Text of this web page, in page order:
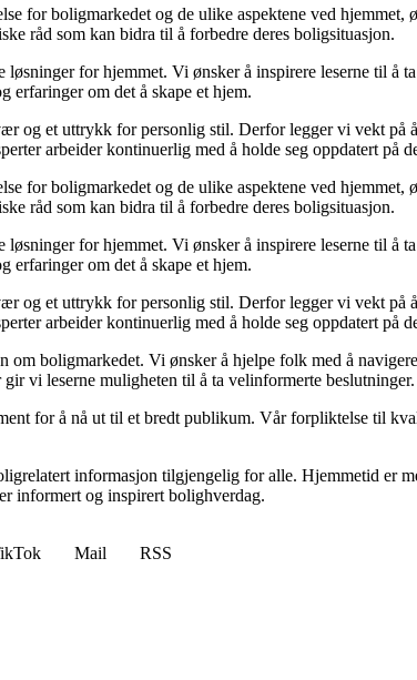
for boligmarkedet og de ulike aspektene ved
råd som kan bidra til å forbedre deres boligsituasjon.
for hjemmet. Vi ønsker å inspirere leserne til å
erfaringer om det å skape et hjem.
og et uttrykk for personlig stil. Derfor legger vi vekt på
arbeider kontinuerlig med å holde seg oppdatert på
for boligmarkedet og de ulike aspektene ved
råd som kan bidra til å forbedre deres boligsituasjon.
for hjemmet. Vi ønsker å inspirere leserne til å
erfaringer om det å skape et hjem.
og et uttrykk for personlig stil. Derfor legger vi vekt på
arbeider kontinuerlig med å holde seg oppdatert på
boligmarkedet. Vi ønsker å hjelpe folk med å
vi leserne muligheten til å ta velinformerte beslutninger.
for å nå ut til et bredt publikum. Vår forpliktelse til
informasjon tilgjengelig for alle. Hjemmetid er
informert og inspirert bolighverdag.
Mail
RSS